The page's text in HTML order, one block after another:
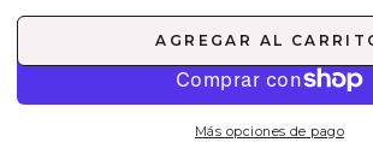
AGREGAR AL
Más opciones de pago